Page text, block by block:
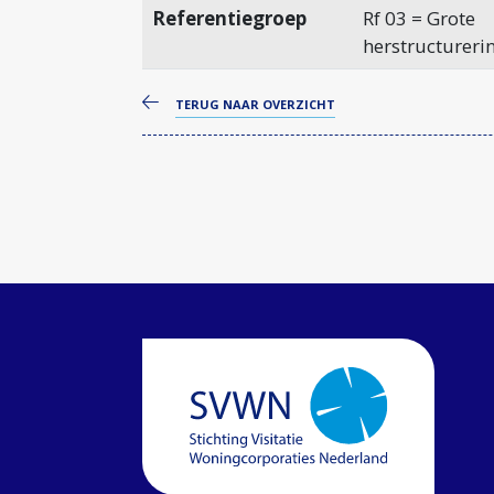
Referentiegroep
Rf 03 = Grote
TERUG NAAR OVERZICHT